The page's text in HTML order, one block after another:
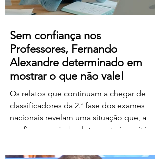
Sem confiança nos
Professores, Fernando
Alexandre determinado em
mostrar o que não vale!
Os relatos que continuam a chegar de
classificadores da 2.ª fase dos exames
nacionais revelam uma situação que, a
confirmar-se, é absolutamente inaceitável.
assegurado, em condições